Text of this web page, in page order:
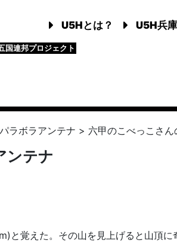
U5Hとは？ U5H兵
国連邦プロジェクト
ラボラアンテナ > 六甲のこべっこ さん
ンテナ
と覚えた。その山を見上げると山頂に